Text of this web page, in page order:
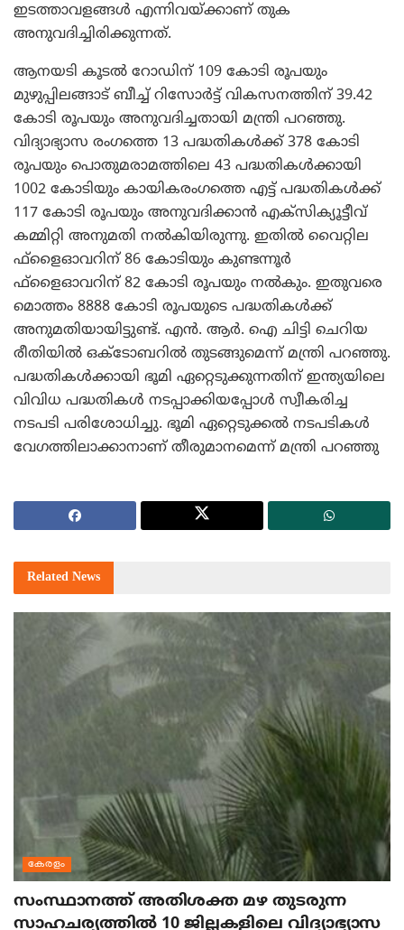
ഇടത്താവളങ്ങള്‍ എന്നിവയ്ക്കാണ് തുക
അനുവദിച്ചിരിക്കുന്നത്.
ആനയടി കൂടല്‍ റോഡിന് 109 കോടി രൂപയും
മുഴുപ്പിലങ്ങാട് ബീച്ച് റിസോര്‍ട്ട് വികസനത്തിന് 39.42
കോടി രൂപയും അനുവദിച്ചതായി മന്ത്രി പറഞ്ഞു.
വിദ്യാഭ്യാസ രംഗത്തെ 13 പദ്ധതികള്‍ക്ക് 378 കോടി
രൂപയും പൊതുമരാമത്തിലെ 43 പദ്ധതികള്‍ക്കായി
1002 കോടിയും കായികരംഗത്തെ എട്ട് പദ്ധതികള്‍ക്ക്
117 കോടി രൂപയും അനുവദിക്കാന്‍ എക്‌സിക്യൂട്ടീവ്
കമ്മിറ്റി അനുമതി നല്‍കിയിരുന്നു. ഇതില്‍ വൈറ്റില
ഫ്‌ളൈഓവറിന് 86 കോടിയും കുണ്ടന്നൂര്‍
ഫ്‌ളൈഓവറിന് 82 കോടി രൂപയും നല്‍കും. ഇതുവരെ
മൊത്തം 8888 കോടി രൂപയുടെ പദ്ധതികള്‍ക്ക്
അനുമതിയായിട്ടുണ്ട്. എന്‍. ആര്‍. ഐ ചിട്ടി ചെറിയ
രീതിയില്‍ ഒക്‌ടോബറില്‍ തുടങ്ങുമെന്ന് മന്ത്രി പറഞ്ഞു.
പദ്ധതികള്‍ക്കായി ഭൂമി ഏറ്റെടുക്കുന്നതിന് ഇന്ത്യയിലെ
വിവിധ പദ്ധതികള്‍ നടപ്പാക്കിയപ്പോള്‍ സ്വീകരിച്ച
നടപടി പരിശോധിച്ചു. ഭൂമി ഏറ്റെടുക്കല്‍ നടപടികള്‍
വേഗത്തിലാക്കാനാണ് തീരുമാനമെന്ന് മന്ത്രി പറഞ്ഞു
Related News
കേരളം
സംസ്ഥാനത്ത് അതിശക്ത മഴ തുടരുന്ന
സാഹചര്യത്തിൽ 10 ജില്ലകളിലെ വിദ്യാഭ്യാസ